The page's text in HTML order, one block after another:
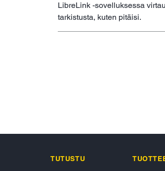
LibreLink -sovelluksessa
tarkistusta, kuten pitäisi.
TUTUSTU